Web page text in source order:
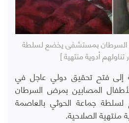
السرطان بمستشفى يخضع لسلطة
تناولهم أدوية منتهية ]
فتح تحقيق دولي عاجل في
المصابين بمرض السرطان
جماعة الحوثي بالعاصمة
منتهية الصلاحية.